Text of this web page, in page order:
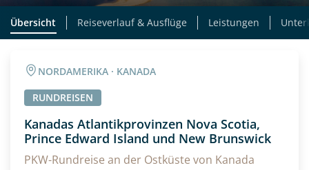
Übersicht Reiseverlauf & Ausflüge Leistungen
NORDAMERIKA · KANADA
RUNDREISEN
Kanadas Atlantikprovinzen Nova Scotia,
Prince Edward Island und New Brunswick
PKW-Rundreise an der Ostküste von Kanada